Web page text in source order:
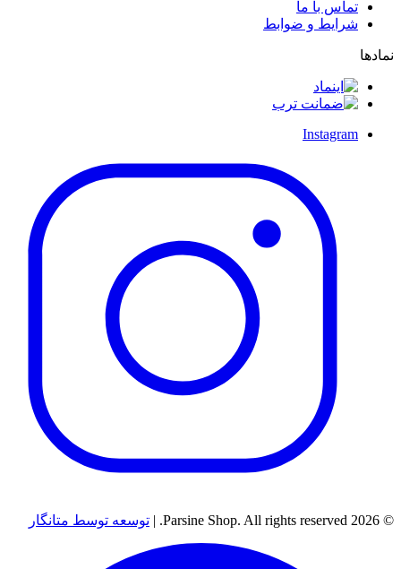
تماس با ما
شرایط و ضوابط
نمادها
Instagram
© 2026 Parsine Shop. All rights reserved. | توسعه توسط متانگار